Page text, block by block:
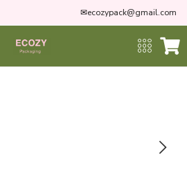
✉ecozypack@gmail.com